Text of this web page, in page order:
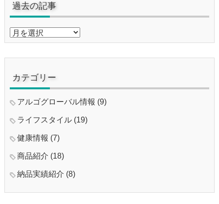
過去の記事
過
去
事
カテゴリー
アルゴグローバル情報 (9)
ライフスタイル(19)
健康情報 (7)
商品紹介 (18)
納品実績紹介 (8)